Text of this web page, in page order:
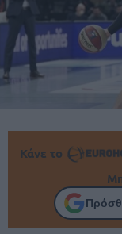
Κάνε το